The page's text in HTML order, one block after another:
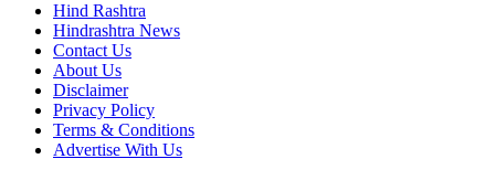
Hind Rashtra
Hindrashtra News
Contact Us
About Us
Disclaimer
Privacy Policy
Terms & Conditions
Advertise With Us